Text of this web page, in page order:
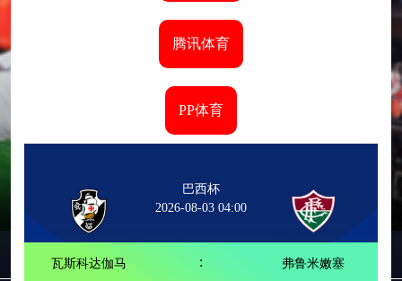
腾讯体育
PP体育
巴西杯
2026-08-03 04:00
瓦斯科达伽马 : 弗鲁米嫩塞